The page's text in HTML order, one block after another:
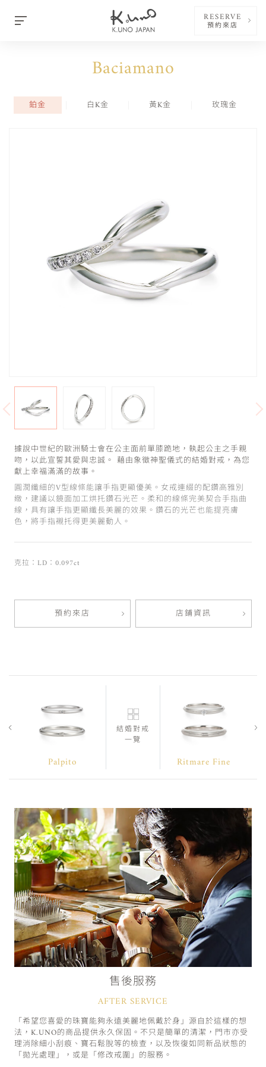
RESERVE
預約來店
Baciamano
鉑金 白K金 黃K金 玫瑰金
據說中世紀的歐洲騎士會在公主面前單膝跪地，執起公主之手親
吻，以此宣誓其愛與忠誠。 藉由象徵神聖儀式的結婚對戒，為您
獻上幸福滿滿的故事。
圓潤纖細的V型線條能讓手指更顯優美。女戒連綴的配鑽高雅別
緻，建議以鏡面加工烘托鑽石光芒。柔和的線條完美契合手指曲
線，具有讓手指更顯纖長美麗的效果。鑽石的光芒也能提亮膚
色，將手指襯托得更美麗動人。
克拉：LD：0.097ct
預約來店 店鋪資訊
Palpito
結婚對戒
一覽
Ritmare Fine
售後服務
AFTER SERVICE
「希望您喜愛的珠寶能夠永遠美麗地佩戴於身」源自於這樣的想
法，K.UNO的商品提供永久保固。不只是簡單的清潔，門市亦受
理消除細小刮痕、寶石鬆脫等的檢查，以及恢復如同新品狀態的
「拋光處理」，或是「修改戒圍」的服務。